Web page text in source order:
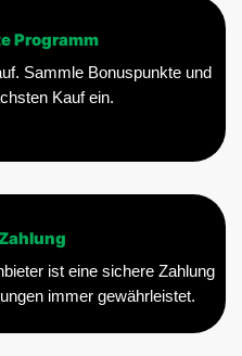
Programm
Sammle Bonuspunkte und
Kauf ein.
ist eine sichere Zahlung
immer gewährleistet.